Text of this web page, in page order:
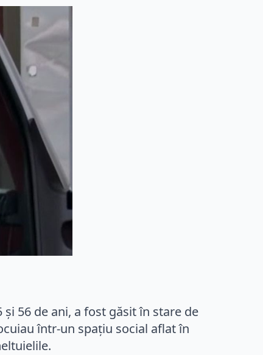
56 de ani, a fost găsit în stare de
într-un spațiu social aflat în